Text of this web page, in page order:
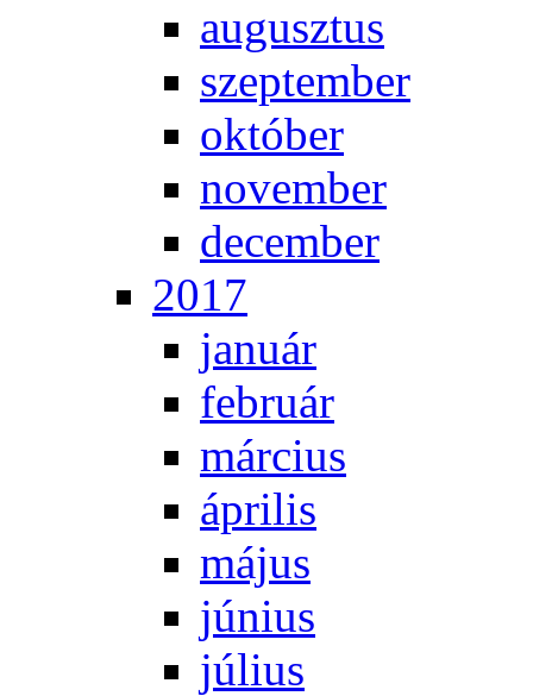
au­gusz­tus
szep­tem­ber
ok­tó­ber
no­vem­ber
de­cem­ber
2017
ja­nu­ár
feb­ru­ár
már­ci­us
áp­ri­lis
má­jus
jú­ni­us
jú­li­us